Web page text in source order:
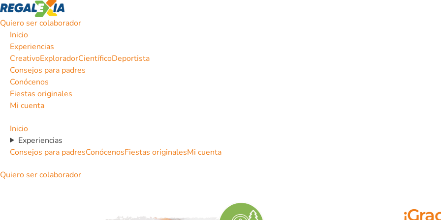
Quiero ser colaborador
Inicio
Experiencias
CreativoExploradorCientíficoDeportista
Consejos para padres
Conócenos
Fiestas originales
Mi cuenta
Inicio
Experiencias
Consejos para padresConócenosFiestas originalesMi cuenta
Quiero ser colaborador